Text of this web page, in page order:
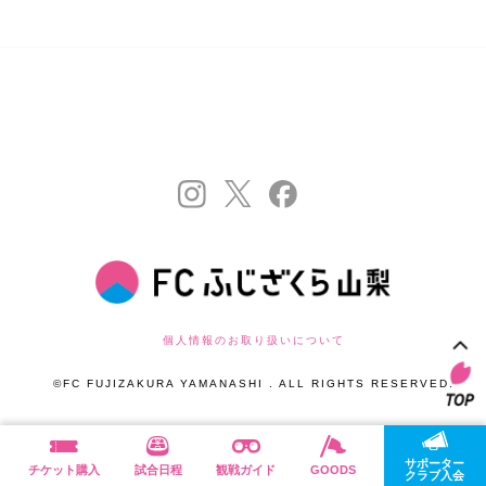
個人情報のお取り扱いについて
©FC FUJIZAKURA YAMANASHI . ALL RIGHTS RESERVED.
チケット購入 試合日程 観戦ガイド GOODS
サポーター
クラブ入会